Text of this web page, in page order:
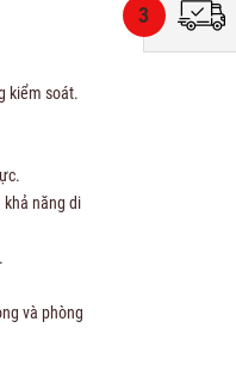
kiểm soát.
khả năng di
và phòng
3